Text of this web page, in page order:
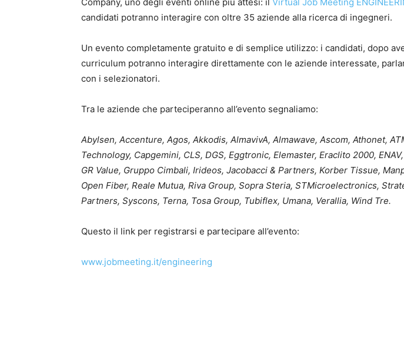
candidati potranno interagire con oltre 35 aziende alla ricerca di ingegneri.
Un evento completamente gratuito e di semplice utilizzo: i candidati, dopo
curriculum potranno interagire direttamente con le aziende interessate,
con i selezionatori.
Tra le aziende che parteciperanno all’evento segnaliamo:
Abylsen, Accenture, Agos, Akkodis, AlmavivA, Almawave, Ascom, Athonet,
Technology, Capgemini, CLS, DGS, Eggtronic, Elemaster, Eraclito 2000,
GR Value, Gruppo Cimbali, Irideos, Jacobacci & Partners, Korber Tissue,
Open Fiber, Reale Mutua, Riva Group, Sopra Steria, STMicroelectronics,
Partners, Syscons, Terna, Tosa Group, Tubiflex, Umana, Verallia, Wind Tre.
Questo il link per registrarsi e partecipare all’evento:
www.jobmeeting.it/engineering